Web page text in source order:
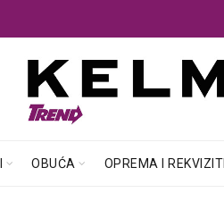
OBUĆA OPREMA I REKVIZITI